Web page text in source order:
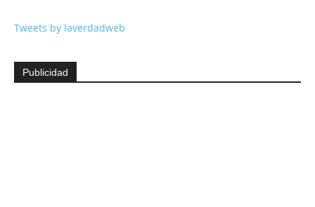
Tweets by laverdadweb
Publicidad